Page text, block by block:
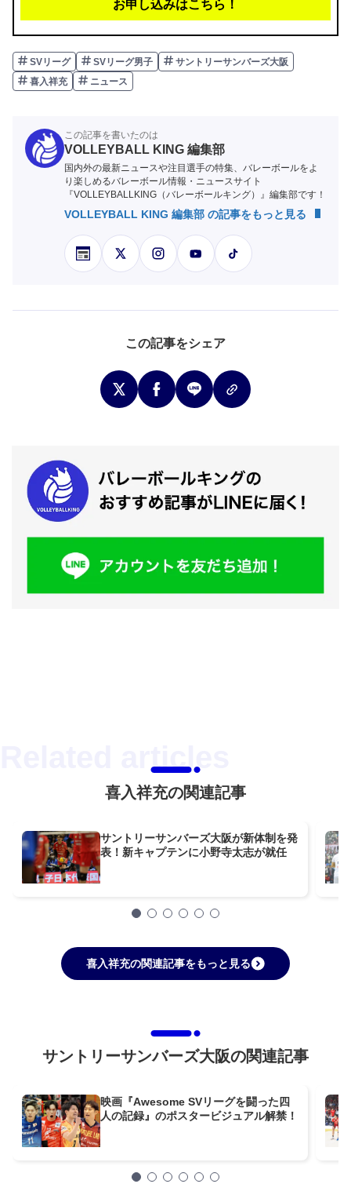
お申し込みはこちら！
SVリーグ SVリーグ男子
サントリーサンバーズ大阪
喜入祥充
ニュース
この記事を書いたのは
VOLLEYBALL KING 編集部
国内外の最新ニュースや注目選手の特集、バレーボールをよ
り楽しめるバレーボール情報・ニュースサイト
『VOLLEYBALLKING（バレーボールキング）』編集部です！
VOLLEYBALL KING 編集部 の記事をもっと見る
この記事をシェア
喜入祥充の関連記事
サントリーサンバーズ大阪が新体制を発
表！新キャプテンに小野寺太志が就任
喜入祥充の関連記事をもっと見る
サントリーサンバーズ大阪の関連記事
映画『Awesome SVリーグを闘った四
人の記録』のポスタービジュアル解禁！